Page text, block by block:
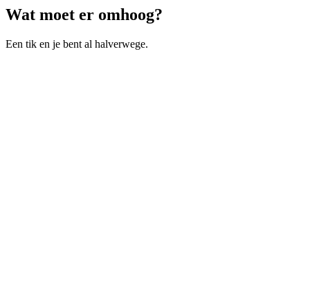
Wat moet er omhoog?
Een tik en je bent al halverwege.